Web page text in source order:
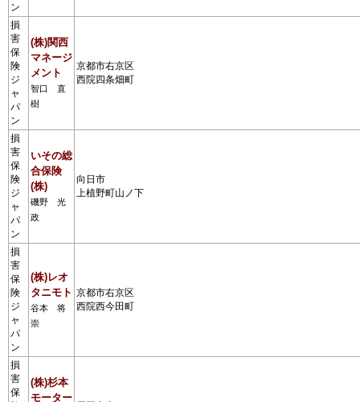
ン
損
害
保
険
ジ
ャ
パ
ン
(株)関西
マネージ
メント
智口 直
樹
京都市右京区
西院四条畑町
損
害
保
険
ジ
ャ
パ
ン
いその総
合保険
(株)
磯野 光
政
向日市
上植野町山ノ下
損
害
保
険
ジ
ャ
パ
ン
(株)レオ
タニモト
谷本 将
崇
京都市右京区
西院西今田町
損
害
保
(株)杉本
モーター